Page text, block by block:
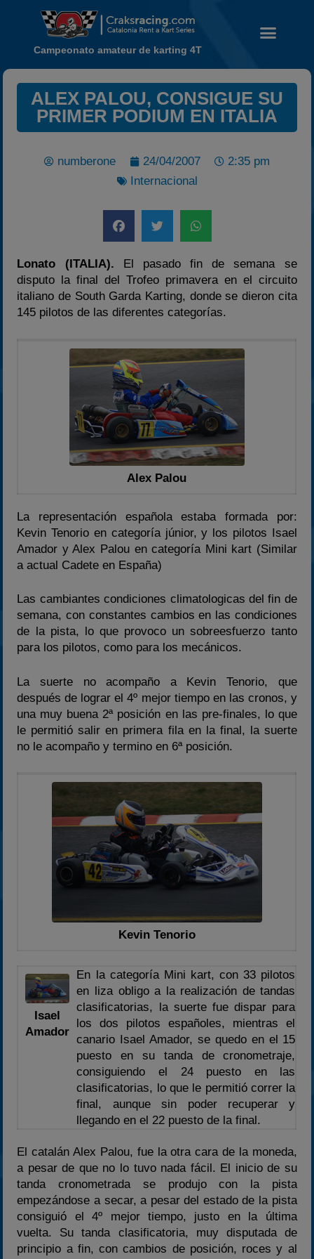
Noticias
Calendario
Temporada 2026
Temporadas anteriores
2020-2021
Preguntas Frecuentes
Campeonato amateur de karting 4T
ALEX PALOU, CONSIGUE SU
PRIMER PODIUM EN ITALIA
numberone 24/04/2007
2:35 pm
Internacional
Lonato (ITALIA). El pasado fin de semana se
disputo la final del Trofeo primavera en el circuito
italiano de South Garda Karting, donde se dieron cita
145 pilotos de las diferentes categorías.
Alex Palou
La representación española estaba formada por:
Kevin Tenorio en categoría júnior, y los pilotos Isael
Amador y Alex Palou en categoría Mini kart (Similar
a actual Cadete en España)
Las cambiantes condiciones climatologicas del fin de
semana, con constantes cambios en las condiciones
de la pista, lo que provoco un sobreesfuerzo tanto
para los pilotos, como para los mecánicos.
La suerte no acompaño a Kevin Tenorio, que
después de lograr el 4º mejor tiempo en las cronos, y
una muy buena 2ª posición en las pre-finales, lo que
le permitió salir en primera fila en la final, la suerte
no le acompaño y termino en 6ª posición.
Kevin Tenorio
Isael
Amador
En la categoría Mini kart, con 33 pilotos
en liza obligo a la realización de tandas
clasificatorias, la suerte fue dispar para
los dos pilotos españoles, mientras el
canario Isael Amador, se quedo en el 15
puesto en su tanda de cronometraje,
consiguiendo el 24 puesto en las
clasificatorias, lo que le permitió correr la
final, aunque sin poder recuperar y
llegando en el 22 puesto de la final.
El catalán Alex Palou, fue la otra cara de la moneda,
a pesar de que no lo tuvo nada fácil. El inicio de su
tanda cronometrada se produjo con la pista
empezándose a secar, a pesar del estado de la pista
consiguió el 4º mejor tiempo, justo en la última
vuelta. Su tanda clasificatoria, muy disputada de
principio a fin, con cambios de posición, roces y al